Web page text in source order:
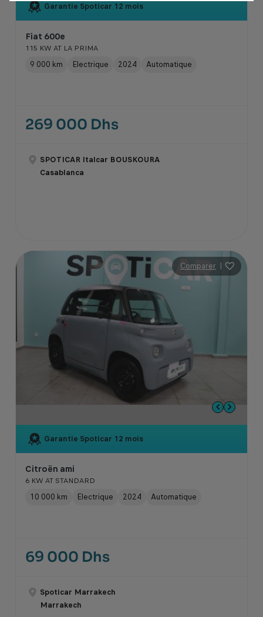
Garantie Spoticar 12 mois
Fiat 600e
115 KW AT LA PRIMA
9 000 km Electrique 2024 Automatique
269 000 Dhs
SPOTICAR Italcar BOUSKOURA
Casablanca
Comparer |
Garantie Spoticar 12 mois
Citroën ami
6 KW AT STANDARD
10 000 km Electrique 2024 Automatique
69 000 Dhs
Spoticar Marrakech
Marrakech